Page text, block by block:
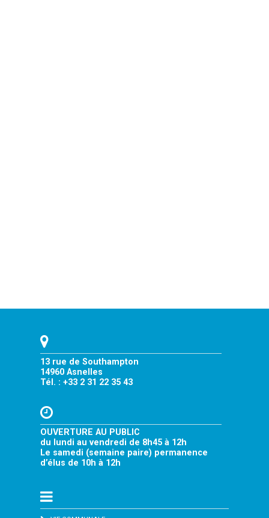
13 rue de Southampton
14960 Asnelles
Tél. : +33 2 31 22 35 43
OUVERTURE AU PUBLIC
du lundi au vendredi de 8h45 à 12h
Le samedi (semaine paire) permanence
d’élus de 10h à 12h